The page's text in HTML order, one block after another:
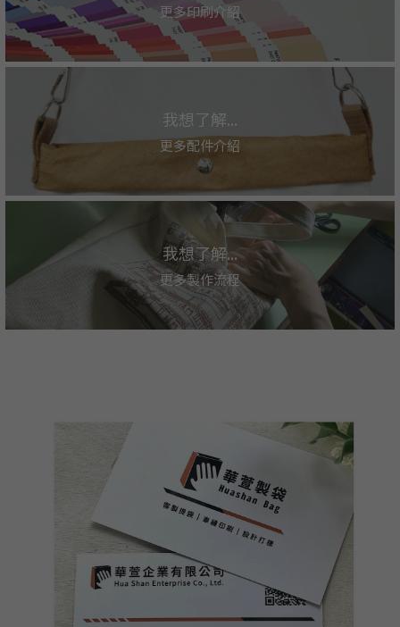
更多印刷介紹
我想了解...
更多配件介紹
我想了解...
更多製作流程